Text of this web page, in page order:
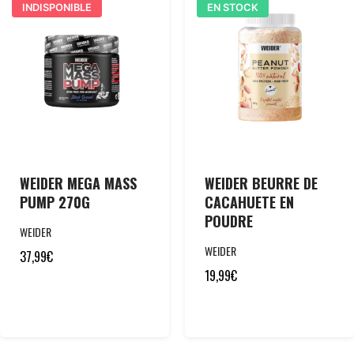
INDISPONIBLE
WEIDER MEGA MASS
PUMP 270G
WEIDER
37,99€
EN STOCK
WEIDER BEURRE DE
CACAHUETE EN
POUDRE
WEIDER
19,99€